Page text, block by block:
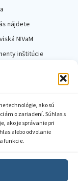
technológie, ako sú
o zariadení. Súhlas s
ako je správanie pri
alebo odvolanie
funkcie.
nájdete
NIVaM
inštitúcie